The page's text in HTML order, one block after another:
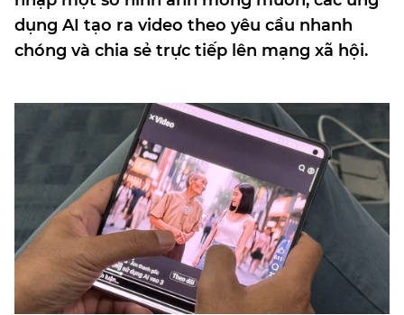
dụng AI tạo ra video theo yêu cầu nhanh
chóng và chia sẻ trực tiếp lên mạng xã hội.